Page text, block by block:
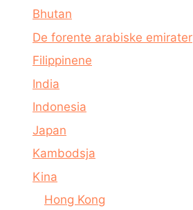
Bhutan
De forente arabiske emirater
Filippinene
India
Indonesia
Japan
Kambodsja
Kina
Hong Kong